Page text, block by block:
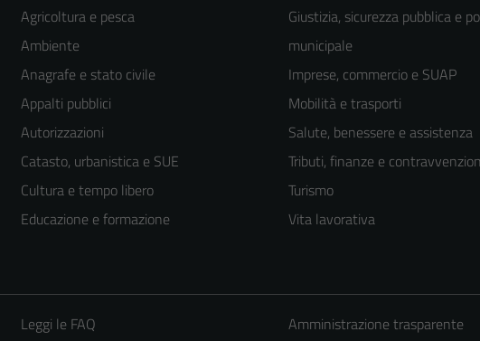
Agricoltura e pesca
Ambiente
Anagrafe e stato civile
Appalti pubblici
Autorizzazioni
Catasto, urbanistica e SUE
Cultura e tempo libero
Educazione e formazione
Giustizia, sicurezza pubblica e
municipale
Imprese, commercio e SUAP
Mobilità e trasporti
Salute, benessere e assistenza
Tributi, finanze e
Turismo
Vita lavorativa
Leggi le FAQ
Amministrazione trasparente